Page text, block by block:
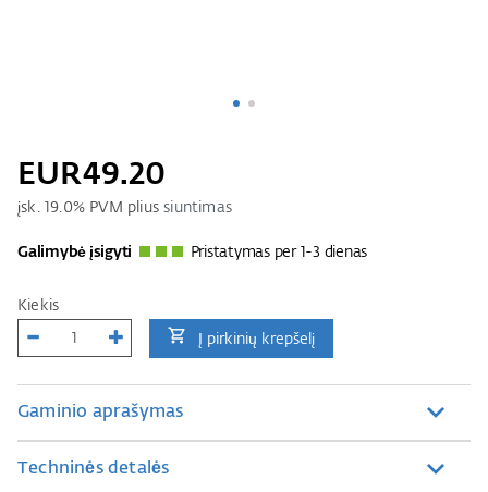
EUR49.20
įsk. 19.0% PVM pliussiuntimas
Galimybė įsigyti Pristatymas per 1-3 dienas
Kiekis
Į pirkinių krepšelį
Gaminio aprašymas
Techninės detalės